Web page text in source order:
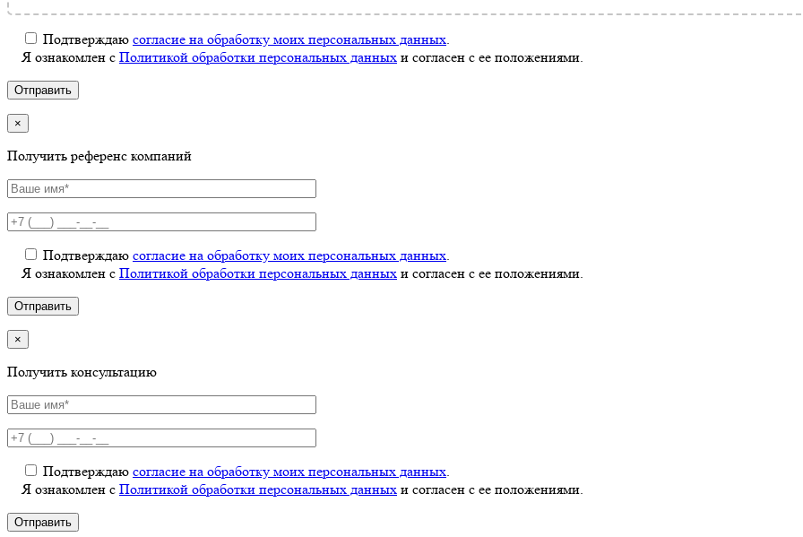
Подтверждаю согласие на обработку моих персональных данных
Я ознакомлен с Политикой обработки персональных данных и согласен с ее положениями.
×
Получить референс компаний
Подтверждаю согласие на обработку моих персональных данных
Я ознакомлен с Политикой обработки персональных данных и согласен с ее положениями.
×
Получить консультацию
Подтверждаю согласие на обработку моих персональных данных
Я ознакомлен с Политикой обработки персональных данных и согласен с ее положениями.